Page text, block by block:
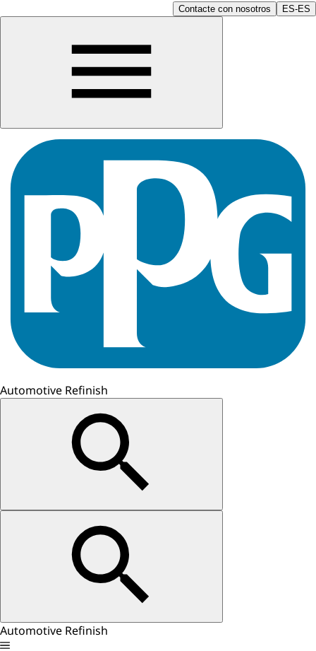
Contacte con nosotros ES-ES
Automotive Refinish
Automotive Refinish